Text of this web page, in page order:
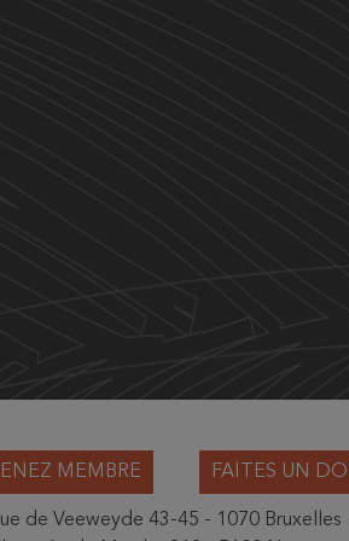
MEMBRE FAITES UN
de Veeweyde 43-45 - 1070 Bruxelles